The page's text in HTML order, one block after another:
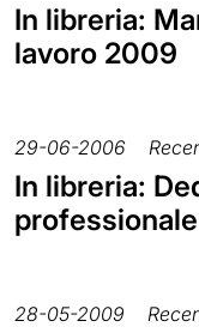
In libreria:
lavoro 2009
29-06-2006
In libreria:
28-05-2009